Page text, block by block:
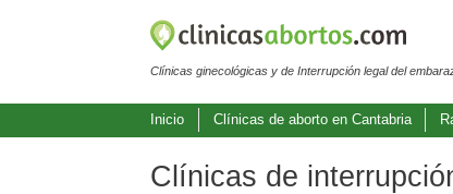
Clínicas ginecológicas y de Interrupción legal del
Inicio Clínicas de aborto en Cantabria
Clínicas de